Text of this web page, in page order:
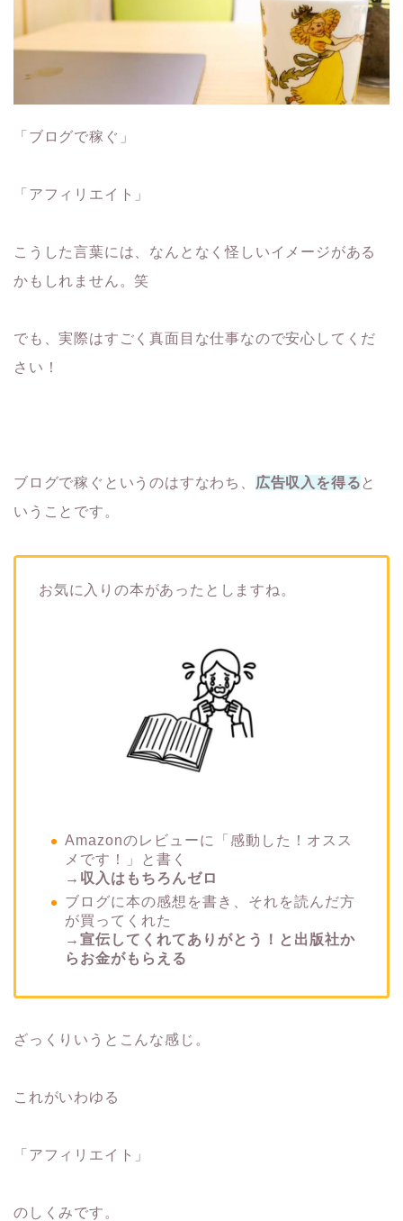
「ブログで稼ぐ」
「アフィリエイト」
こうした言葉には、なんとなく怪しいイメージがある
かもしれません。笑
でも、実際はすごく真面目な仕事なので安心してくだ
さい！
ブログで稼ぐというのはすなわち、 広告収入を得る と
いうことです。
お気に入りの本があったとしますね。
Amazonのレビューに「感動した！オスス
メです！」と書く
→収入はもちろんゼロ
ブログに本の感想を書き、それを読んだ方
が買ってくれた
→宣伝してくれてありがとう！と出版社か
らお金がもらえる
ざっくりいうとこんな感じ。
これがいわゆる
「アフィリエイト」
のしくみです。